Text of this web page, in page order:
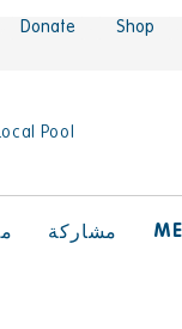
Donate Shop
Pool
مشاركة